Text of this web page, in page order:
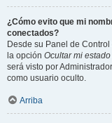
¿Cómo evito que mi
conectados?
Desde su Panel de
la opción Ocultar mi
será visto por
como usuario oculto.
Arriba